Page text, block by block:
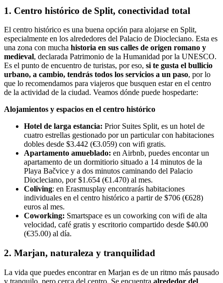
1. Centro histórico de Split, conectividad total
El centro histórico es una buena opción para alojarse en Split,
especialmente en los alrededores del Palacio de Diocleciano. Esta es
una zona con mucha historia en sus calles de origen romano y
medieval, declarada Patrimonio de la Humanidad por la UNESCO.
Es el punto de encuentro de turistas, por eso, si te gusta el bullicio
urbano, a cambio, tendrás todos los servicios a un paso, por lo
que lo recomendamos para viajeros que busquen estar en el centro
de la actividad de la ciudad. Veamos dónde puede hospedarte:
Alojamientos y espacios en el centro histórico
Hotel de larga estancia: Prior Suites Split, es un hotel de
cuatro estrellas gestionado por un particular con habitaciones
dobles desde $3.442 (€3.059) con wifi gratis.
Apartamento amueblado: en Airbnb, puedes encontar un
apartamento de un dormitiorio situado a 14 minutos de la
Playa Bačvice y a dos minutos caminando del Palacio
Diocleciano, por $1.654 (€1.470) al mes.
Coliving: en Erasmusplay encontrarás habitaciones
individuales en el centro histórico a partir de $706 (€628)
euros al mes.
Coworking: Smartspace es un coworking con wifi de alta
velocidad, café gratis y escritorio compartido desde $40.00
(€35.00) al día.
2. Marjan, naturaleza y tranquilidad
La vida que puedes encontrar en Marjan es de un ritmo más pausado
y tranquilo, pero cerca del centro. Se encuentra alrededor del